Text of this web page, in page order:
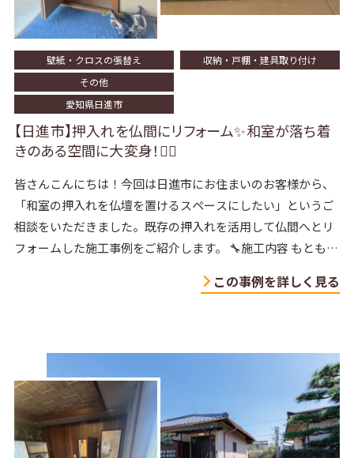
壁紙・クロスの張替え
収納・戸棚・建具取り付け
その他
愛知県日進市
【日進市】押入れを仏間にリフォーム✨和室が落ち着
きのある空間に大変身！🧘‍♂️
皆さんこんにちは！今回は日進市にお住まいのお客様から、
「和室の押入れを仏壇を置けるスペースにしたい」というご
相談をいただきました。既存の押入れを活用して仏間へとリ
フォームした施工事例をご紹介します。 🔧施工内容 もともと
この事例を詳しく見る